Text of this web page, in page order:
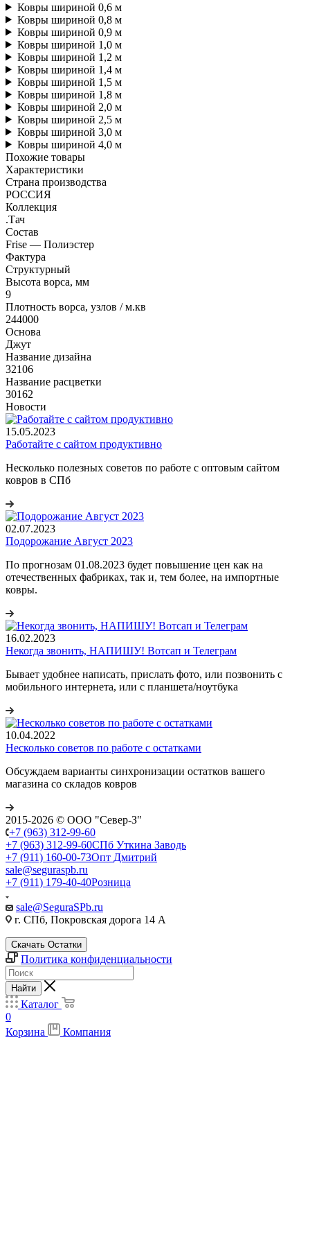
Ковры шириной 0,6 м
Ковры шириной 0,8 м
Ковры шириной 0,9 м
Ковры шириной 1,0 м
Ковры шириной 1,2 м
Ковры шириной 1,4 м
Ковры шириной 1,5 м
Ковры шириной 1,8 м
Ковры шириной 2,0 м
Ковры шириной 2,5 м
Ковры шириной 3,0 м
Ковры шириной 4,0 м
Похожие товары
Характеристики
Страна производства
РОССИЯ
Коллекция
.Тач
Состав
Frise — Полиэстер
Фактура
Структурный
Высота ворса, мм
9
Плотность ворса, узлов / м.кв
244000
Основа
Джут
Название дизайна
32106
Название расцветки
30162
Новости
15.05.2023
Работайте с сайтом продуктивно
Несколько полезных советов по работе с оптовым сайтом
ковров в СПб
02.07.2023
Подорожание Август 2023
По прогнозам 01.08.2023 будет повышение цен как на
отечественных фабриках, так и, тем более, на импортные
ковры.
16.02.2023
Некогда звонить, НАПИШУ! Вотсап и Телеграм
Бывает удобнее написать, прислать фото, или позвонить с
мобильного интернета, или с планшета/ноутбука
10.04.2022
Несколько советов по работе с остатками
Обсуждаем варианты синхронизации остатков вашего
магазина со складов ковров
2015-2026 © ООО "Север-З"
+7 (963) 312-99-60
+7 (963) 312-99-60СПб Уткина Заводь
+7 (911) 160-00-73Опт Дмитрий
sale@seguraspb.ru
+7 (911) 179-40-40Розница
sale@SeguraSPb.ru
г. СПб, Покровская дорога 14 А
Скачать Остатки
Политика конфиденциальности
Найти
Каталог
0
Корзина
Компания